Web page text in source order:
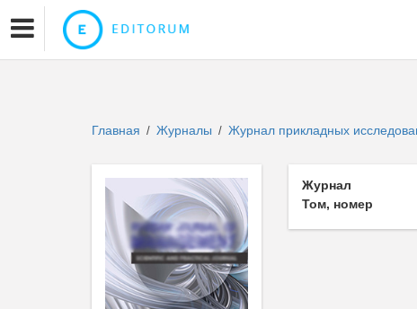
Главная / Журналы / Журнал прикладных
Журнал
Том, номер